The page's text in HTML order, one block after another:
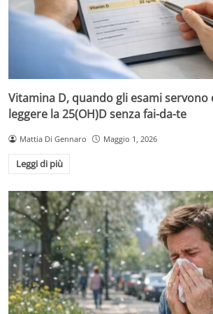
Vitamina D, quando gli esami servono
leggere la 25(OH)D senza fai-da-te
Mattia Di Gennaro Maggio 1, 2026
Leggi di più